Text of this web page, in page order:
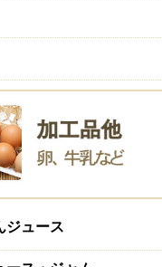
ジュース